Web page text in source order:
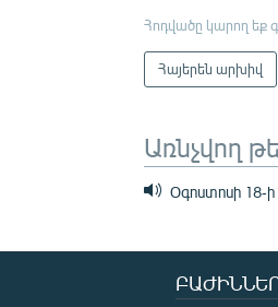
Հոդվածը կարող եք
Հայերեն արխիվ
Առնչվող
Օգոստոսի 18-ի